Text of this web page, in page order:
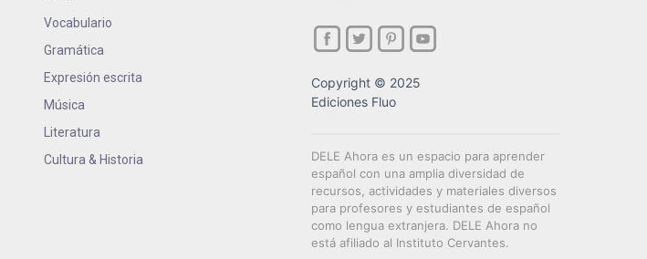
Vocabulario
Gramática
Expresión escrita
Música
Literatura
Cultura & Historia
Copyright © 2025
Ediciones Fluo
DELE Ahora es un espacio para aprender
español con una amplia diversidad de
recursos, actividades y materiales diversos
para profesores y estudiantes de español
como lengua extranjera. DELE Ahora no
está afiliado al Instituto Cervantes.